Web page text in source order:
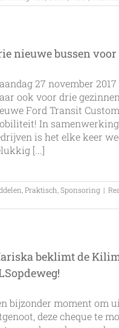
nieuwe bussen
27 november
ook voor drie
Ford Transit
In
is het elke keer
[...]
Praktisch Sponsoring |
beklimt de
bijzonder moment om
deze cheque te